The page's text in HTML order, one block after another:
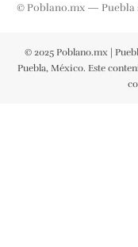
© Poblano.mx — Puebla
© 2025 Poblano.mx |
Puebla, México. Este